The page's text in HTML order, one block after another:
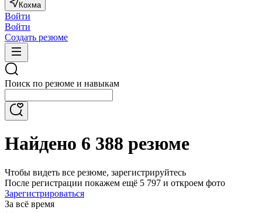
Кохма
Войти
Войти
Создать резюме
Поиск по резюме и навыкам
Найдено 6 388 резюме
Чтобы видеть все резюме, зарегистрируйтесь
После регистрации покажем ещё 5 797 и откроем фото
Зарегистрироваться
За всё время